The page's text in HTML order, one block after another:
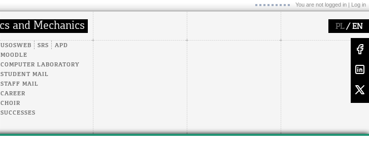
You are not logged in | Log in
PL/ EN
USOSWEB SRS
APD
MOODLE
COMPUTER LABORATORY
STUDENT MAIL
STAFF MAIL
CAREER
CHOIR
SUCCESSES